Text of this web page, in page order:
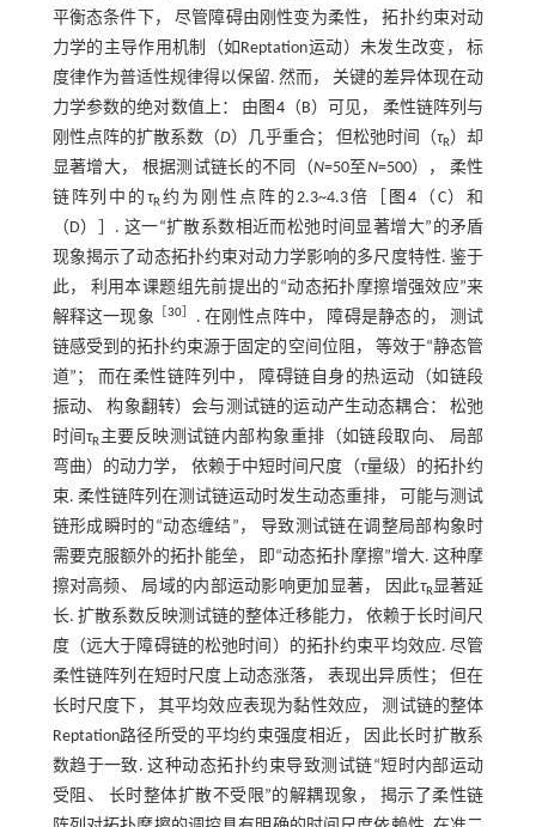
平衡态条件下， 尽管障碍由刚性变为柔性， 拓扑约束对动
力学的主导作用机制（如Reptation运动）未发生改变， 标
度律作为普适性规律得以保留. 然而， 关键的差异体现在动
力学参数的绝对数值上： 由 图4（B）可见， 柔性链阵列与
刚性点阵的扩散系数（D）几乎重合； 但松弛时间（τR）却
显著增大， 根据测试链长的不同（N=50至N=500）， 柔性
链阵列中的τR约为刚性点阵的2.3~4.3倍［ 图4（C）和
（D）］. 这一“扩散系数相近而松弛时间显著增大”的矛盾
现象揭示了动态拓扑约束对动力学影响的多尺度特性. 鉴于
此， 利用本课题组先前提出的“动态拓扑摩擦增强效应”来
解释这一现象 ［30
. 在刚性点阵中， 障碍是静态的， 测试
链感受到的拓扑约束源于固定的空间位阻， 等效于“静态管
道”； 而在柔性链阵列中， 障碍链自身的热运动（如链段
振动、 构象翻转）会与测试链的运动产生动态耦合： 松弛
时间τR主要反映测试链内部构象重排（如链段取向、 局部
弯曲）的动力学， 依赖于中短时间尺度（τ量级）的拓扑约
束. 柔性链阵列在测试链运动时发生动态重排， 可能与测试
链形成瞬时的“动态缠结”， 导致测试链在调整局部构象时
需要克服额外的拓扑能垒， 即“动态拓扑摩擦”增大. 这种摩
擦对高频、 局域的内部运动影响更加显著， 因此τR显著延
长. 扩散系数反映测试链的整体迁移能力， 依赖于长时间尺
度（远大于障碍链的松弛时间）的拓扑约束平均效应. 尽管
柔性链阵列在短时尺度上动态涨落， 表现出异质性； 但在
长时尺度下， 其平均效应表现为黏性效应， 测试链的整体
Reptation路径所受的平均约束强度相近， 因此长时扩散系
数趋于一致. 这种动态拓扑约束导致测试链“短时内部运动
受阻、 长时整体扩散不受限”的解耦现象， 揭示了柔性链